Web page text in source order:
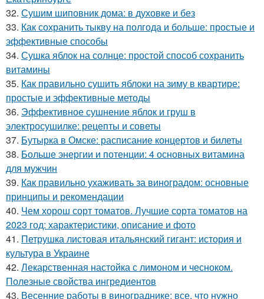
32. Сушим шиповник дома: в духовке и без
33. Как сохранить тыкву на полгода и больше: простые и
эффективные способы
34. Сушка яблок на солнце: простой способ сохранить
витамины
35. Как правильно сушить яблоки на зиму в квартире:
простые и эффективные методы
36. Эффективное сушнение яблок и груш в
электросушилке: рецепты и советы
37. Бутырка в Омске: расписание концертов и билеты
38. Больше энергии и потенции: 4 основных витамина
для мужчин
39. Как правильно ухаживать за виноградом: основные
принципы и рекомендации
40. Чем хорош сорт томатов. Лучшие сорта томатов на
2023 год: характеристики, описание и фото
41. Петрушка листовая итальянский гигант: история и
культура в Украине
42. Лекарственная настойка с лимоном и чесноком.
Полезные свойства ингредиентов
43. Весенние работы в винограднике: все, что нужно